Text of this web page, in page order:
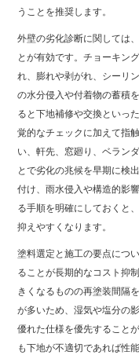
うことを推奨します。
外壁の劣化診断に関しては
とが有効です。チョーキン
れ、膨れや剥がれ、シーリ
の水分侵入や付着物の蓄積
ると下地補修や交換といっ
覚的なチェックに加えて指
い、軒先、窓廻り、ベラン
とで劣化の兆候を早期に検
付け、雨水侵入や構造的影
る手順を明確にしておくと
抑えやすくなります。
塗料選定と施工の要点につ
ることが長期的なコスト抑
きくなるものの再塗装間隔
が多いため、湿気や塩分の
優れた仕様を優先すること
も下地が不適切であれば性